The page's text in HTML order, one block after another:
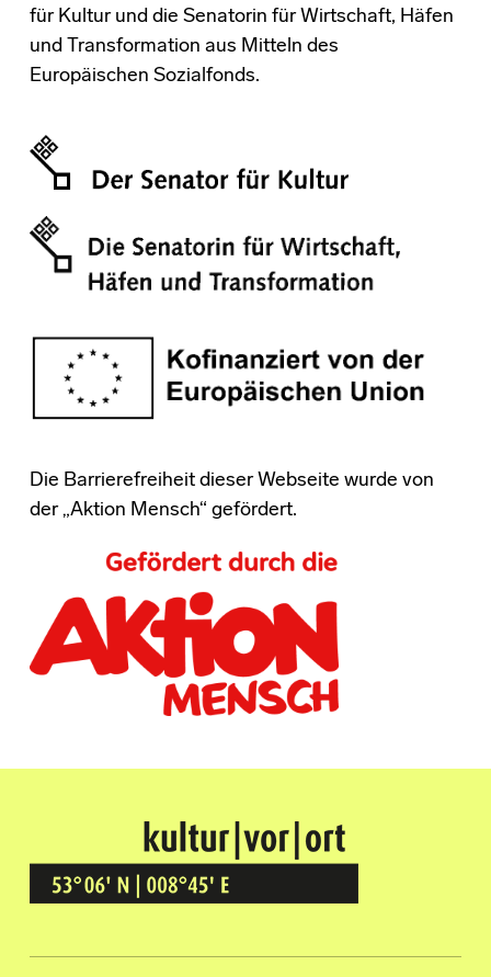
für Kultur und die Senatorin für Wirtschaft, Häfen
und Transformation aus Mitteln des
Europäischen Sozialfonds.
Die Barrierefreiheit dieser Webseite wurde von
der „Aktion Mensch“ gefördert.
Kultur Vor Ort
BREMEN GRÖPELINGEN